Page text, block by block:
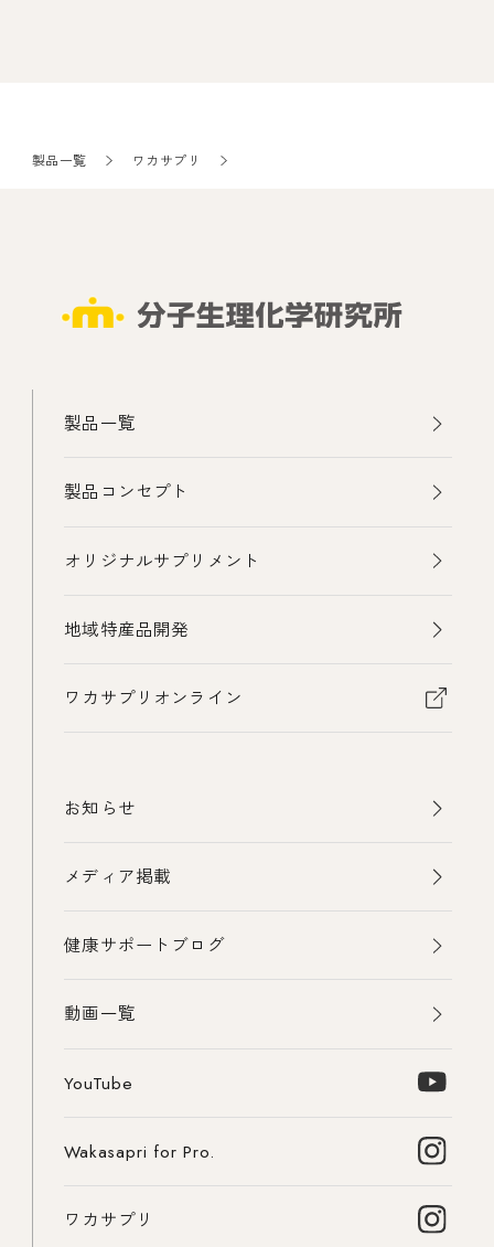
製品一覧 ワカサプリ
製品一覧
製品コンセプト
オリジナルサプリメント
地域特産品開発
ワカサプリオンライン
お知らせ
メディア掲載
健康サポートブログ
動画一覧
YouTube
Wakasapri for Pro.
ワカサプリ